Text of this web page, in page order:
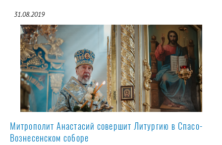
31.08.2019
Митрополит Анастасий совершит Литургию в Спасо-
Вознесенском соборе